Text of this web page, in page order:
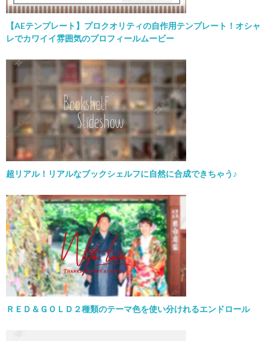
【AEテンプレート】プロクオリティの自作用テンプレート！オシャ
レでカワイイ雰囲気のプロフィールムービー
超リアル！リアルなブックシェルフに自然に合成できちゃう♪
ＲＥＤ＆ＧＯＬＤ２種類のテーマ色を使い分けれるエンドロール